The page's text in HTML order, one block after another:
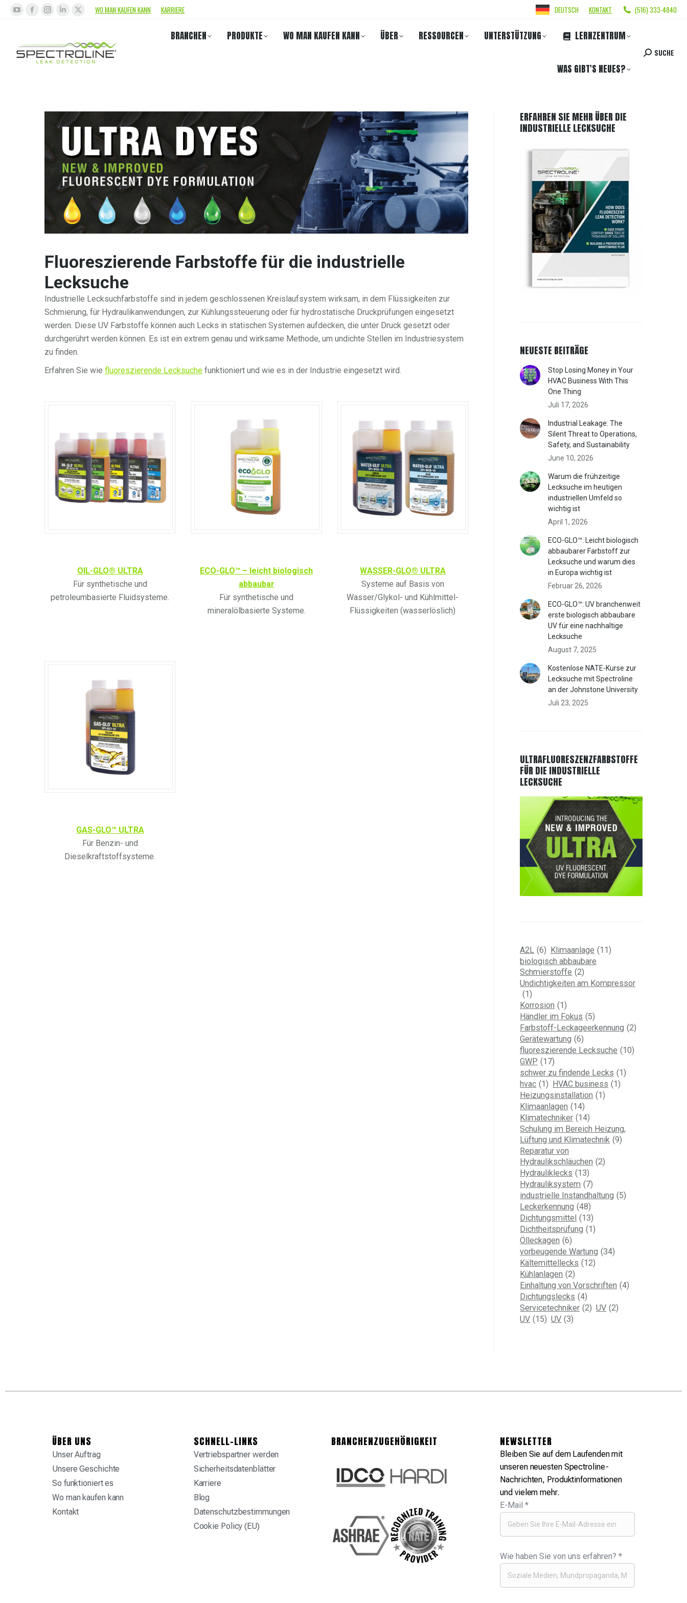
WO MAN KAUFEN KANN KARRIERE DEUTSCH KONTAKT (516) 333-4840
BRANCHEN PRODUKTE WO MAN KAUFEN KANN ÜBER RESSOURCEN UNTERSTÜTZUNG LERNZENTRUM
WAS GIBT'S NEUES?
SUCHE
Fluoreszierende Farbstoffe für die industrielle
Lecksuche
Industrielle Lecksuchfarbstoffe sind in jedem geschlossenen Kreislaufsystem wirksam, in dem Flüssigkeiten zur
Schmierung, für Hydraulikanwendungen, zur Kühlungssteuerung oder für hydrostatische Druckprüfungen eingesetzt
werden. Diese UV Farbstoffe können auch Lecks in statischen Systemen aufdecken, die unter Druck gesetzt oder
durchgerührt werden können. Es ist ein extrem genau und wirksame Methode, um undichte Stellen im Industriesystem
zu finden.
Erfahren Sie wie fluoreszierende Lecksuche funktioniert und wie es in der Industrie eingesetzt wird.
OIL-GLO® ULTRA
Für synthetische und
petroleumbasierte Fluidsysteme.
ECO-GLO™ – leicht biologisch
abbaubar
Für synthetische und
mineralölbasierte Systeme.
WASSER-GLO® ULTRA
Systeme auf Basis von
Wasser/Glykol- und Kühlmittel-
Flüssigkeiten (wasserlöslich)
GAS-GLO™ ULTRA
Für Benzin- und
Dieselkraftstoffsysteme.
ERFAHREN SIE MEHR ÜBER DIE
INDUSTRIELLE LECKSUCHE
NEUESTE BEITRÄGE
Stop Losing Money in Your
HVAC Business With This
One Thing
Juli 17, 2026
Industrial Leakage: The
Silent Threat to Operations,
Safety, and Sustainability
June 10, 2026
Warum die frühzeitige
Lecksuche im heutigen
industriellen Umfeld so
wichtig ist
April 1, 2026
ECO-GLO™: Leicht biologisch
abbaubarer Farbstoff zur
Lecksuche und warum dies
in Europa wichtig ist
Februar 26, 2026
ECO-GLO™: UV branchenweit
erste biologisch abbaubare
UV für eine nachhaltige
Lecksuche
August 7, 2025
Kostenlose NATE-Kurse zur
Lecksuche mit Spectroline
an der Johnstone University
Juli 23, 2025
ULTRAFLUORESZENZFARBSTOFFE
FÜR DIE INDUSTRIELLE
LECKSUCHE
A2L (6) Klimaanlage (11)
biologisch abbaubare
Schmierstoffe (2)
Undichtigkeiten am Kompressor
(1)
Korrosion (1)
Händler im Fokus (5)
Farbstoff-Leckageerkennung (2)
Gerätewartung (6)
fluoreszierende Lecksuche (10)
GWP (17)
schwer zu findende Lecks (1)
hvac (1) HVAC business (1)
Heizungsinstallation (1)
Klimaanlagen (14)
Klimatechniker (14)
Schulung im Bereich Heizung,
Lüftung und Klimatechnik (9)
Reparatur von
Hydraulikschläuchen (2)
Hydrauliklecks (13)
Hydrauliksystem (7)
industrielle Instandhaltung (5)
Leckerkennung (48)
Dichtungsmittel (13)
Dichtheitsprüfung (1)
Ölleckagen (6)
vorbeugende Wartung (34)
Kältemittellecks (12)
Kühlanlagen (2)
Einhaltung von Vorschriften (4)
Dichtungslecks (4)
Servicetechniker (2) UV (2)
UV (15) UV (3)
ÜBER UNS
Unser Auftrag
Unsere Geschichte
So funktioniert es
Wo man kaufen kann
Kontakt
SCHNELL-LINKS
Vertriebspartner werden
Sicherheitsdatenblätter
Karriere
Blog
Datenschutzbestimmungen
Cookie Policy (EU)
BRANCHENZUGEHÖRIGKEIT NEWSLETTER
Bleiben Sie auf dem Laufenden mit
unseren neuesten Spectroline-
Nachrichten, Produktinformationen
und vielem mehr.
E-Mail*
Wie haben Sie von uns erfahren?*